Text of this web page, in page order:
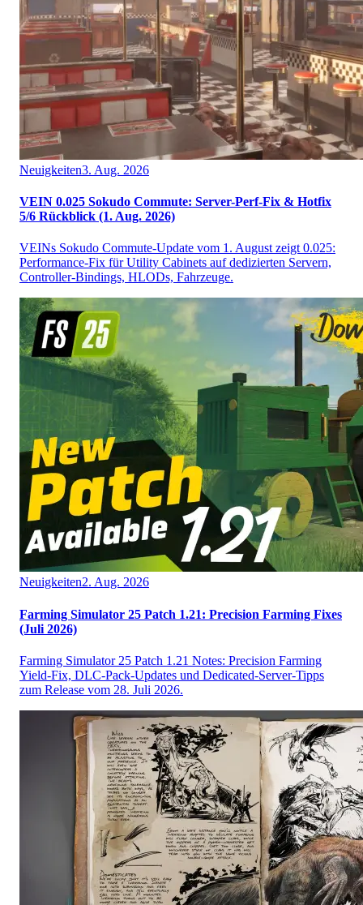
Neuigkeiten3. Aug. 2026
VEIN 0.025 Sokudo Commute: Server-Perf-Fix & Hotfix
5/6 Rückblick (1. Aug. 2026)
VEINs Sokudo Commute-Update vom 1. August zeigt 0.025:
Performance-Fix für Utility Cabinets auf dedizierten Servern,
Controller-Bindings, HLODs, Fahrzeuge.
Neuigkeiten2. Aug. 2026
Farming Simulator 25 Patch 1.21: Precision Farming Fixes
(Juli 2026)
Farming Simulator 25 Patch 1.21 Notes: Precision Farming
Yield-Fix, DLC-Pack-Updates und Dedicated-Server-Tipps
zum Release vom 28. Juli 2026.